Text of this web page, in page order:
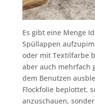
Es gibt eine Menge
Spüllappen
oder mit Textilfarbe
aber auch mehrfach
dem Benutzen
Flockfolie beplottet,
anzuschauen,